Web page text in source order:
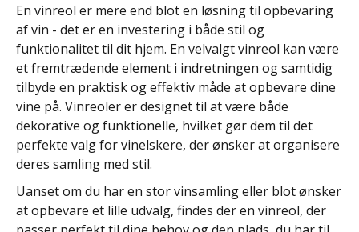
En vinreol er mere end blot en løsning til opbevaring
af vin - det er en investering i både stil og
funktionalitet til dit hjem. En velvalgt vinreol kan være
et fremtrædende element i indretningen og samtidig
tilbyde en praktisk og effektiv måde at opbevare dine
vine på. Vinreoler er designet til at være både
dekorative og funktionelle, hvilket gør dem til det
perfekte valg for vinelskere, der ønsker at organisere
deres samling med stil.
Uanset om du har en stor vinsamling eller blot ønsker
at opbevare et lille udvalg, findes der en vinreol, der